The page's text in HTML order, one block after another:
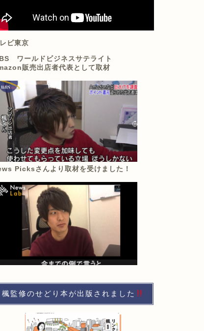
ビ東京
ワールドビジネスサテライト
販売出店者代表として取材
Picksさんより取材を受けました！
楓監修のせどり本が出版されました